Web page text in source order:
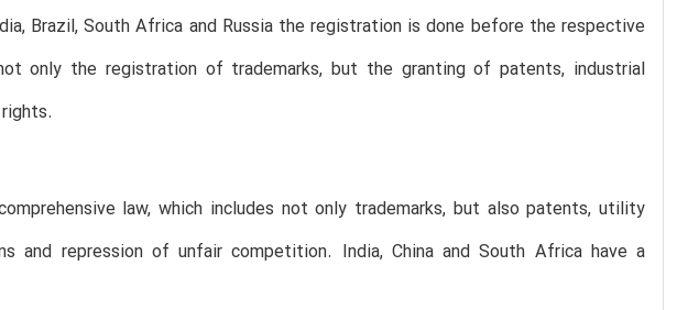
Brazil, South Africa and Russia the registration is done before the respective
only the registration of trademarks, but the granting of patents, industrial
law, which includes not only trademarks, but also patents, utility
and repression of unfair competition. India, China and South Africa have a